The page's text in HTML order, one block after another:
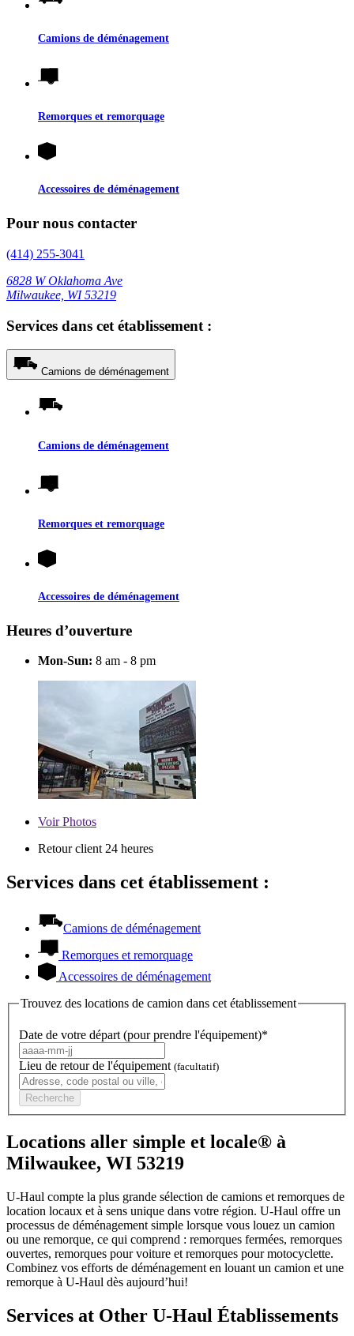
Camions de déménagement
Remorques et remorquage
Accessoires de déménagement
Pour nous contacter
(414) 255-3041
6828 W Oklahoma Ave
Milwaukee, WI 53219
Services dans cet établissement :
Camions de déménagement
Camions de déménagement
Remorques et remorquage
Accessoires de déménagement
Heures d’ouverture
Mon-Sun: 8 am - 8 pm
VoirPhotos
Retour client 24 heures
Services dans cet établissement :
Camions de déménagement
Remorques et remorquage
Accessoires de déménagement
Trouvez des locations de camion dans cet établissement
Date de votre départ (pour prendre l'équipement)*
Lieu de retour de l'équipement (facultatif)
Recherche
Locations aller simple et locale® à
Milwaukee, WI 53219
U-Haul compte la plus grande sélection de camions et remorques de
location locaux et à sens unique dans votre région. U-Haul offre un
processus de déménagement simple lorsque vous louez un camion
ou une remorque, ce qui comprend : remorques fermées, remorques
ouvertes, remorques pour voiture et remorques pour motocyclette.
Combinez vos efforts de déménagement en louant un camion et une
remorque à U-Haul dès aujourd’hui!
Services at Other U-Haul Établissements